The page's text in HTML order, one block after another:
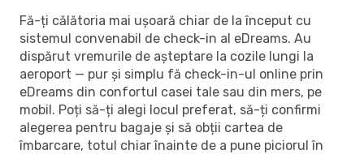
Fă-ți călătoria mai ușoară chiar de la început cu
sistemul convenabil de check-in al eDreams. Au
dispărut vremurile de așteptare la cozile lungi la
aeroport — pur și simplu fă check-in-ul online prin
eDreams din confortul casei tale sau din mers, pe
mobil. Poți să-ți alegi locul preferat, să-ți confirmi
alegerea pentru bagaje și să obții cartea de
îmbarcare, totul chiar înainte de a pune piciorul în